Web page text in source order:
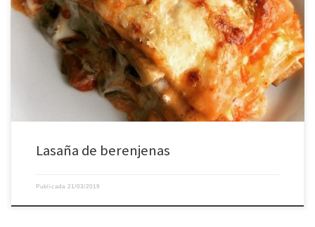
Lasaña de berenjenas
Publicada 21/03/2019